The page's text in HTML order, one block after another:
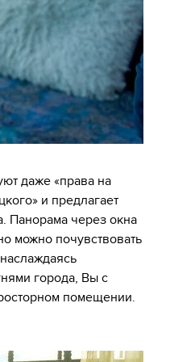
даже «права на
и предлагает
Панорама через окна
можно почувствовать
города, Вы с
помещении.